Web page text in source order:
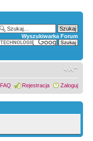
Wyszukiwarka Forum
FAQ Rejestracja Zaloguj